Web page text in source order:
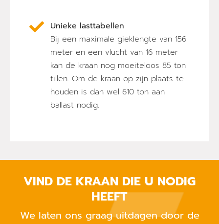
Unieke lasttabellen
Bij een maximale gieklengte van 156
meter en een vlucht van 16 meter
kan de kraan nog moeiteloos 85 ton
tillen. Om de kraan op zijn plaats te
houden is dan wel 610 ton aan
ballast nodig.
VIND DE KRAAN DIE U NODIG
HEEFT
We laten ons graag uitdagen door de